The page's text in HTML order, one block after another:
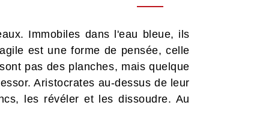
Immobiles dans l'eau bleue, ils
est une forme de pensée, celle
pas des planches, mais quelque
Aristocrates au-dessus de leur
les révéler et les dissoudre. Au